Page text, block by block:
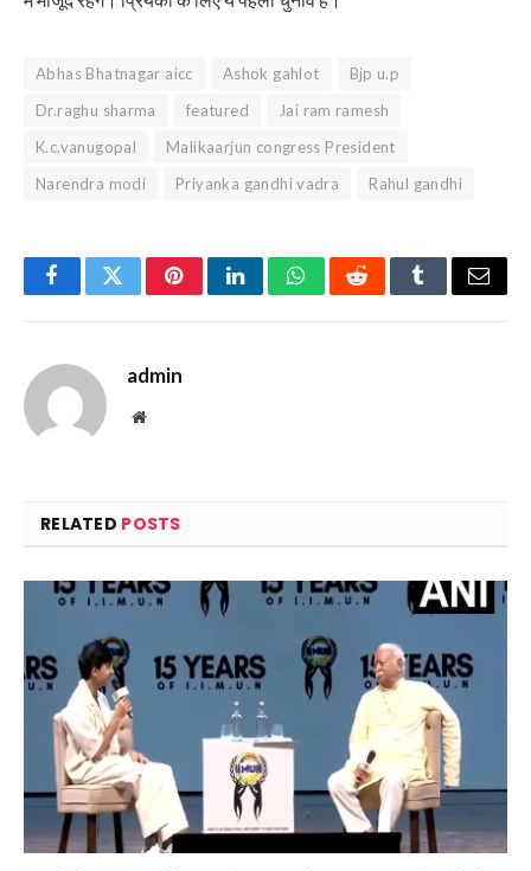
Abhas Bhatnagar aicc Ashok gahlot
Bjp u.p
Dr.raghu sharma
featured
Jai ram ramesh
K.c.vanugopal
Malikaarjun congress President
Narendra modi
Priyanka gandhi vadra Rahul gandhi
FacebookTwitterPinterestLinkedInWhatsAppRedditTumblrEmail
admin
Website
RELATED POSTS